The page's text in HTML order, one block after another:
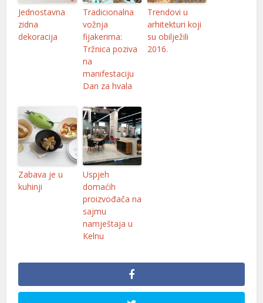
Jednostavna
zidna
dekoracija
Tradicionalna
vožnja
fijakerima:
Tržnica poziva
na
manifestaciju
Dan za hvala
Trendovi u
arhitekturi koji
su obilježili
2016.
Zabava je u
kuhinji
Uspjeh
domaćih
proizvođača na
sajmu
namještaja u
Kelnu